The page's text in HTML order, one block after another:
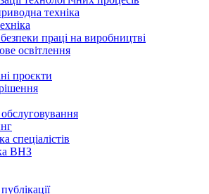
техніка
праці на виробництві
освітлення
проєкти
спеціалістів
ВНЗ